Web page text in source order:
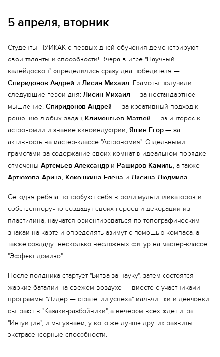
5 апреля, вторник
Студенты НУИКАК с первых дней обучения демонстрируют
свои таланты и способности! Вчера в игре "Научный
калейдоскоп" определились сразу два победителя —
Спиридонов Андрей и Лисин Михаил. Грамоты получили
следующие герои дня: Лисин Михаил — за нестандартное
мышление, Спиридонов Андрей — за креативный подход к
решению любых задач, Климентьев Матвей — за интерес к
астрономии и знание киноиндустрии, Яшин Егор — за
активность на мастер-классе "Астрономия". Отдельными
грамотами за содержание своих комнат в идеальном порядке
отмечены Артемьев Александр и Рашидов Камиль, а также
Артюхова Арина, Кокошкина Елена и Лисина Людмила.
Сегодня ребята попробуют себя в роли мультипликаторов и
собственноручно создадут своих героев и декорации из
пластилина, научатся ориентироваться по топографическим
знакам на карте и определять азимут с помощью компаса, а
также создадут несколько несложных фигур на мастер-классе
"Эффект домино".
После полдника стартует "Битва за науку", затем состоятся
жаркие баталии на свежем воздухе — вместе с участниками
программы "Лидер — стратегии успеха" мальчишки и девчонки
сыграют в "Казаки-разбойники", а вечером всех ждет игра
"Интуиция", и мы узнаем, у кого же лучше других развиты
экстрасенсорные способности.